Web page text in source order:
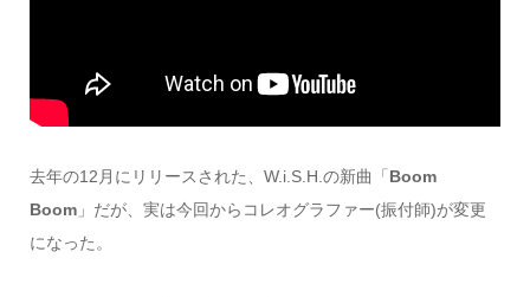
去年の12月にリリースされた、W.i.S.H.の新曲「 Boom
Boom」だが、実は今回からコレオグラファー(振付師)が変更
になった。